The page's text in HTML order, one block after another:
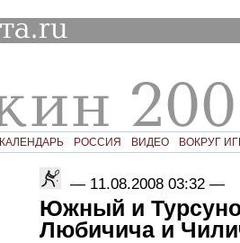
КАЛЕНДАРЬ РОССИЯ ВИДЕО ВОКРУГ
— 11.08.2008 03:32 —
Южный и
Любичича и